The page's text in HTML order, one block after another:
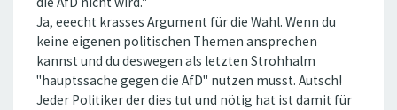
Ja, eeecht krasses Argument für die Wahl. Wenn du
keine eigenen politischen Themen ansprechen
kannst und du deswegen als letzten Strohhalm
"hauptssache gegen die AfD" nutzen musst. Autsch!
Jeder Politiker der dies tut und nötig hat ist damit für